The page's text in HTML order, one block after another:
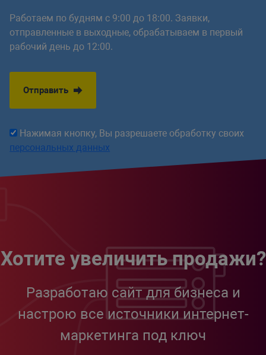
Работаем по будням с 9:00 до 18:00. Заявки,
отправленные в выходные, обрабатываем в первый
рабочий день до 12:00.
Отправить
Нажимая кнопку, Вы разрешаете обработку своих
персональных данных
Хотите увеличить продажи?
Разработаю сайт для бизнеса и
настрою все источники интернет-
маркетинга под ключ